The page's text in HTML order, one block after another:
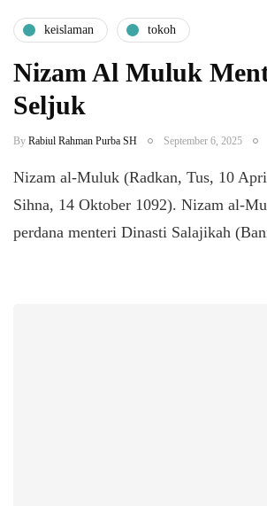
keislaman tokoh
Nizam Al Muluk
Seljuk
By Rabiul Rahman Purba SH September 6, 2025
Nizam al-Muluk (Radkan, Tus, 10
Sihna, 14 Oktober 1092). Nizam al-
perdana menteri Dinasti Salajikah